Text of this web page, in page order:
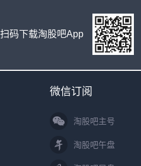
扫码下载淘股吧App
微信订阅
淘股吧主号
淘股吧午盘